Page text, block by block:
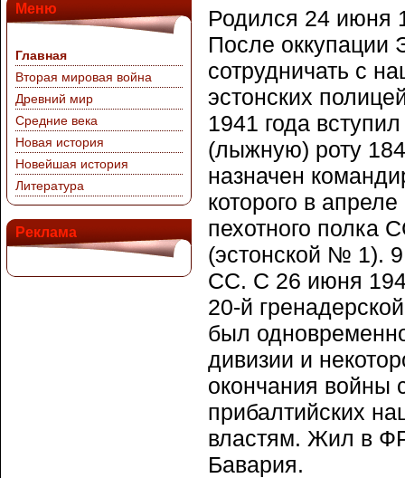
Меню
Главная
Вторая мировая война
Древний мир
Средние века
Новая история
Новейшая история
Литература
Реклама
Родился 24 июня
После оккупации
сотрудничать с
эстонских
1941 года
(лыжную) роту
назначен
которого в
пехотного полка
(эстонской № 1). 9
СС. С 26 июня
20-й
был
дивизии и
окончания войны
прибалтийских
властям. Жил в
Бавария.